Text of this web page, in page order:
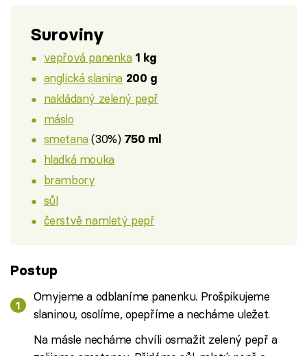
Suroviny
vepřová panenka 1 kg
anglická slanina 200 g
nakládaný zelený pepř
máslo
smetana(30%) 750 ml
hladká mouka
brambory
sůl
čerstvě namletý pepř
Postup
Omyjeme a odblaníme panenku. Prošpikujeme
slaninou, osolíme, opepříme a necháme uležet.
Na másle necháme chvíli osmažit zelený pepř a